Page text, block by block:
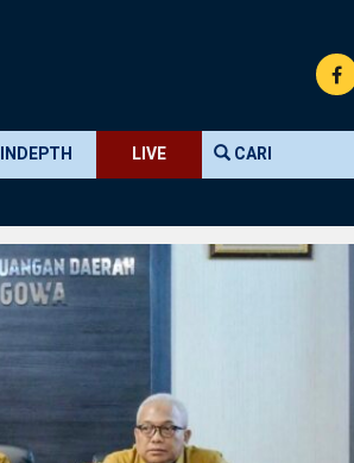
INDEPTH LIVE CARI